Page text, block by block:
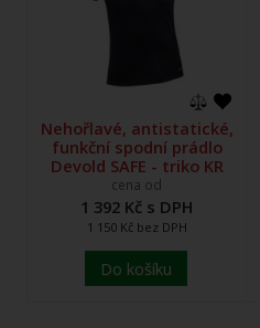
Nehořlavé, antistatické,
funkční spodní prádlo
Devold SAFE - triko KR
cena od
1 392 Kč s DPH
1 150 Kč bez DPH
Do košíku